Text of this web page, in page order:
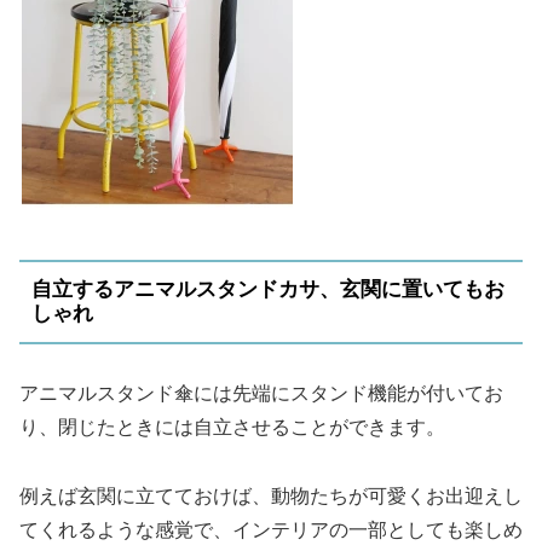
自立するアニマルスタンドカサ、玄関に置いてもお
しゃれ
アニマルスタンド傘には先端にスタンド機能が付いてお
り、閉じたときには自立させることができます。
例えば玄関に立てておけば、動物たちが可愛くお出迎えし
てくれるような感覚で、インテリアの一部としても楽しめ